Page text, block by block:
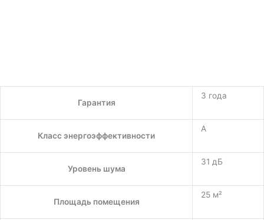
Гарантия
3 года
Класс энергоэффективности
A
Уровень шума
31 дБ
Площадь помещения
25 м²